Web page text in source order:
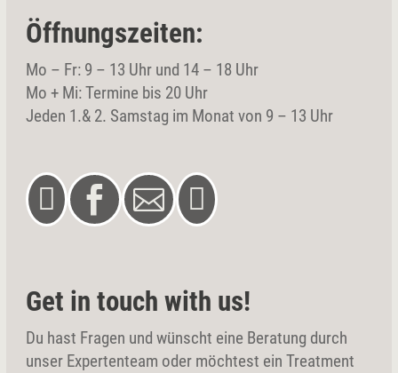
Öffnungszeiten:
Mo – Fr: 9 – 13 Uhr und 14 – 18 Uhr
Mo + Mi: Termine bis 20 Uhr
Jeden 1.& 2. Samstag im Monat von 9 – 13 Uhr
   
Get in touch with us!
Du hast Fragen und wünscht eine Beratung durch
unser Expertenteam oder möchtest ein Treatment